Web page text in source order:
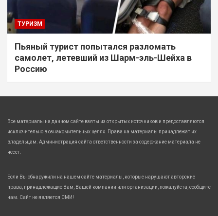
ТУРИЗМ
Пьяный турист попытался разломать
самолет, летевший из Шарм-эль-Шейха в
Россию
Все материалы на данном сайте взяты из открытых источников и предоставляются
исключительно в ознакомительных целях. Права на материалы принадлежат их
владельцам. Администрация сайта ответственности за содержание материала не
несет.
Если Вы обнаружили на нашем сайте материалы, которые нарушают авторские
права, принадлежащие Вам, Вашей компании или организации, пожалуйста, сообщите
нам. Сайт не является СМИ!